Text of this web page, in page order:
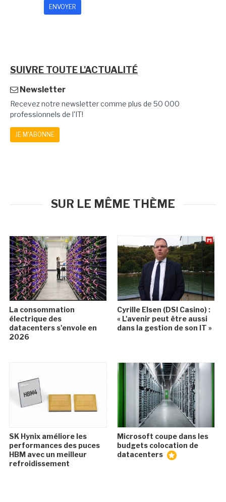
SUIVRE TOUTE L'ACTUALITÉ
Newsletter
Recevez notre newsletter comme plus de 50 000
professionnels de l'IT!
JE M'ABONNE
SUR LE MÊME THÈME
La consommation
électrique des
datacenters s'envole en
2026
Cyrille Elsen (DSI Casino) :
« L'avenir peut être aussi
dans la gestion de son IT »
SK Hynix améliore les
performances des puces
HBM avec un meilleur
refroidissement
Microsoft coupe dans les
budgets colocation de
datacenters